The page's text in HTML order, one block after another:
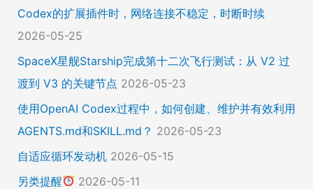
Codex的扩展插件时，网络连接不稳定，时断时续
2026-05-25
SpaceX星舰Starship完成第十二次飞行测试：从 V2 过
渡到 V3 的关键节点 2026-05-23
使用OpenAI Codex过程中，如何创建、维护并有效利用
AGENTS.md和SKILL.md？ 2026-05-23
自适应循环发动机 2026-05-15
另类提醒
2026-05-11